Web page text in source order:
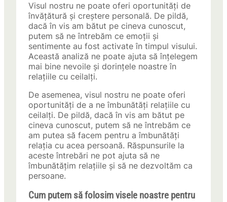
Visul nostru ne poate oferi oportunități de
învățătură și creștere personală. De pildă,
dacă în vis am bătut pe cineva cunoscut,
putem să ne întrebăm ce emoții și
sentimente au fost activate în timpul visului.
Această analiză ne poate ajuta să înțelegem
mai bine nevoile și dorințele noastre în
relațiile cu ceilalți.
De asemenea, visul nostru ne poate oferi
oportunități de a ne îmbunătăți relațiile cu
ceilalți. De pildă, dacă în vis am bătut pe
cineva cunoscut, putem să ne întrebăm ce
am putea să facem pentru a îmbunătăți
relația cu acea persoană. Răspunsurile la
aceste întrebări ne pot ajuta să ne
îmbunătățim relațiile și să ne dezvoltăm ca
persoane.
Cum putem să folosim visele noastre pentru